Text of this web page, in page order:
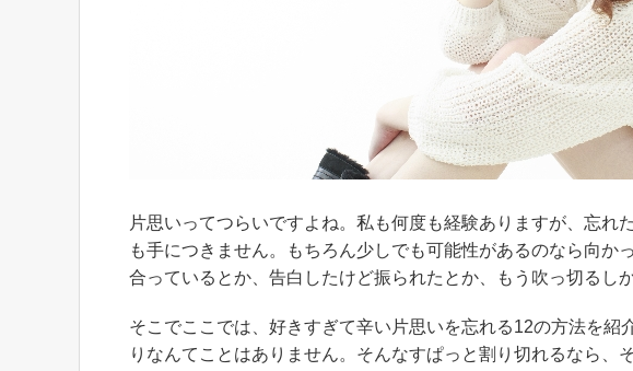
片思いってつらいですよね。私も何度も経験ありますが、忘れ
も手につきません。もちろん少しでも可能性があるのなら向か
合っているとか、告白したけど振られたとか、もう吹っ切るし
そこでここでは、好きすぎて辛い片思いを忘れる12の方法を
りなんてことはありません。そんなすぱっと割り切れるなら、